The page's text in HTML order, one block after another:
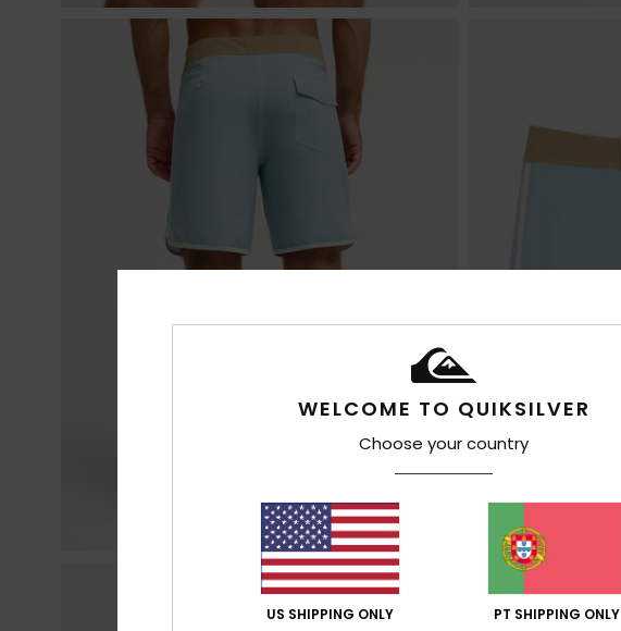
WELCOME TO QUIKSILVER
Choose your country
US SHIPPING ONLY PT SHIPPING ONLY